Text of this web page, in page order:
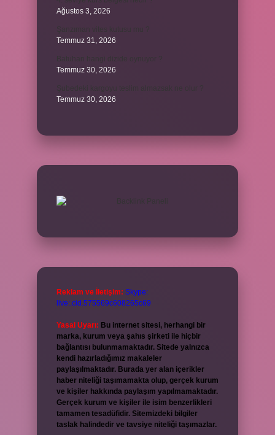
Ağustos 3, 2026
Temmuz 31, 2026
Temmuz 30, 2026
Temmuz 30, 2026
Reklam ve İletişim: Skype:
live:.cid.575569c608265c69
Yasal Uyarı: Bu internet sitesi, herhangi bir
marka, kurum veya şahıs şirketi ile hiçbir
bağlantısı bulunmamaktadır. Sitede yalnızca
kendi hazırladığımız makaleler
paylaşılmaktadır. Burada yer alan içerikler
haber niteliği taşımamakta olup, gerçek kurum
ve kişiler hakkında paylaşım yapılmamaktadır.
Gerçek kurum ve kişiler ile isim benzerlikleri
tamamen tesadüfidir. Sitemizdeki bilgiler
taslak halindedir ve tavsiye niteliği taşımazlar.